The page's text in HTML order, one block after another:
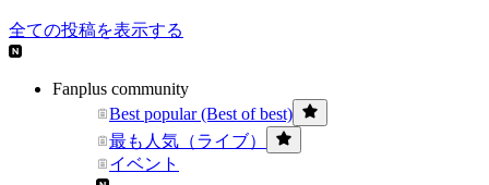
全ての投稿を表示する
Fanplus community
Best popular (Best of best)
最も人気（ライブ）
イベント